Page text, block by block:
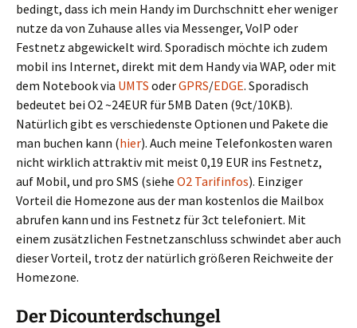
bedingt, dass ich mein Handy im Durchschnitt eher weniger
nutze da von Zuhause alles via Messenger, VoIP oder
Festnetz abgewickelt wird. Sporadisch möchte ich zudem
mobil ins Internet, direkt mit dem Handy via WAP, oder mit
dem Notebook via UMTS oderGPRS/EDGE. Sporadisch
bedeutet bei O2 ~24EUR für 5MB Daten (9ct/10KB).
Natürlich gibt es verschiedenste Optionen und Pakete die
man buchen kann (hier). Auch meine Telefonkosten waren
nicht wirklich attraktiv mit meist 0,19 EUR ins Festnetz,
auf Mobil, und pro SMS (siehe O2 Tarifinfos). Einziger
Vorteil die Homezone aus der man kostenlos die Mailbox
abrufen kann und ins Festnetz für 3ct telefoniert. Mit
einem zusätzlichen Festnetzanschluss schwindet aber auch
dieser Vorteil, trotz der natürlich größeren Reichweite der
Homezone.
Der Dicounterdschungel